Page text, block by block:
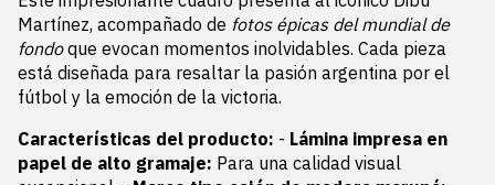
Martínez, acompañado de fotos épicas del mundial de
fondoque evocan momentos inolvidables. Cada pieza
está diseñada para resaltar la pasión argentina por el
fútbol y la emoción de la victoria.
Características del producto: - Lámina impresa en
papel de alto gramaje: Para una calidad visual